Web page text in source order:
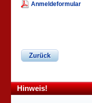
Anmeldeformular
Zurück
Hinweis!